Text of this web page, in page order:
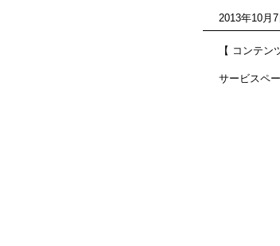
2013年10月7
【 コンテン
サービスペ